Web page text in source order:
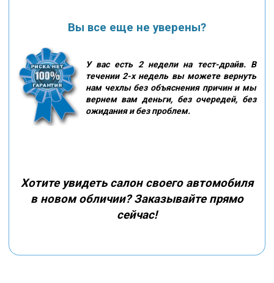
Вы все еще не уверены?
У вас есть 2 недели на тест-драйв. В
течении 2-х недель вы можете вернуть
нам чехлы без объяснения причин и мы
вернем вам деньги, без очередей, без
ожидания и без проблем.
Хотите увидеть салон своего автомобиля
в новом обличии? Заказывайте прямо
сейчас!